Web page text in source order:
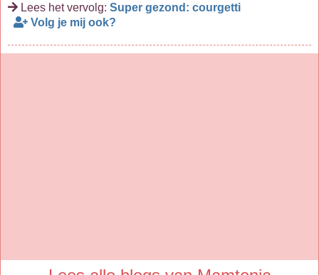
Lees het vervolg: Super gezond: courgetti
Volg je mij ook?